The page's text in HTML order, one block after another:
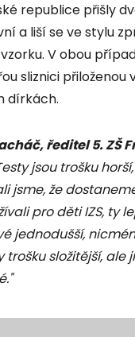
republice přišly
a liší se ve stylu
V obou
sliznici
dírkách.
ředitel 5. ZŠ
jsou trošku
jsme, že
pro děti IZS, ty
jednodušší,
trošku složitější, ale